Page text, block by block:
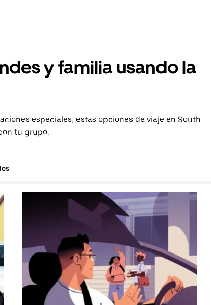
y familia usando la
especiales, estas opciones de viaje en South
tu grupo.